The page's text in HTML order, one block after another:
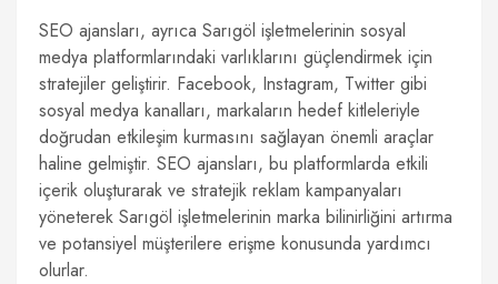
SEO ajansları, ayrıca Sarıgöl işletmelerinin sosyal
medya platformlarındaki varlıklarını güçlendirmek için
stratejiler geliştirir. Facebook, Instagram, Twitter gibi
sosyal medya kanalları, markaların hedef kitleleriyle
doğrudan etkileşim kurmasını sağlayan önemli araçlar
haline gelmiştir. SEO ajansları, bu platformlarda etkili
içerik oluşturarak ve stratejik reklam kampanyaları
yöneterek Sarıgöl işletmelerinin marka bilinirliğini artırma
ve potansiyel müşterilere erişme konusunda yardımcı
olurlar.